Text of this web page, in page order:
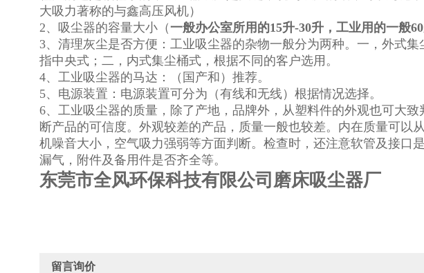
大吸力著称的与鑫高压风机）
2、吸尘器的容量大小（一般办公室所用的15升-30升，工业用的一般
3、清理灰尘是否方便：工业吸尘器的杂物一般分为两种。一，外式集
指中央式；二，内式集尘桶式，根据不同的客户选用。
4、工业吸尘器的马达：（国产和）推荐。
5、电源装置：电源装置可分为（有线和无线）根据情况选择。
6、工业吸尘器的质量，除了产地，品牌外，从塑料件的外观也可大致
断产品的可信度。外观较差的产品，质量一般也较差。内在质量可以
机噪音大小，空气吸力强弱等方面判断。检查时，还注意软管及接口
漏气，附件及备用件是否齐全等。
东莞市全风环保科技有限公司磨床吸尘器厂
留言询价